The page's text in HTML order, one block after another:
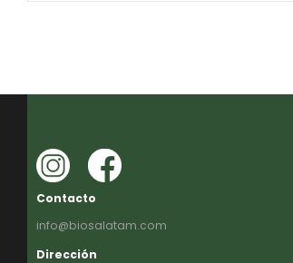
Contacto
info@biosalatam.com
Dirección